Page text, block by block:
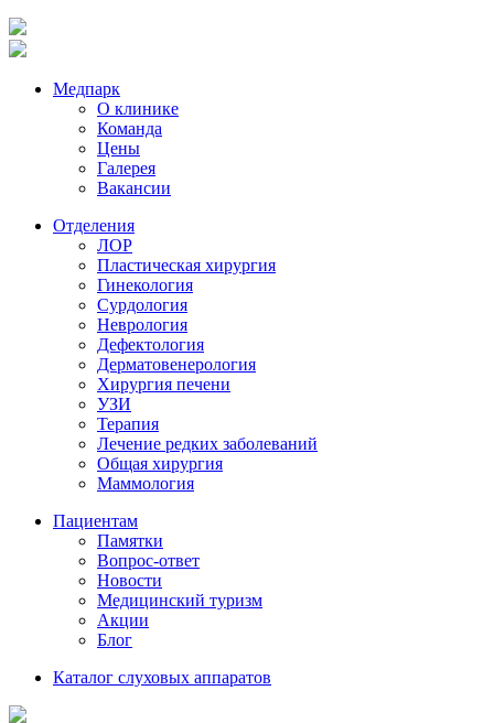
Медпарк
О клинике
Команда
Цены
Галерея
Вакансии
Отделения
ЛОР
Пластическая хирургия
Гинекология
Сурдология
Неврология
Дефектология
Дерматовенерология
Хирургия печени
УЗИ
Терапия
Лечение редких заболеваний
Общая хирургия
Маммология
Пациентам
Памятки
Вопрос-ответ
Новости
Медицинский туризм
Акции
Блог
Каталог слуховых аппаратов